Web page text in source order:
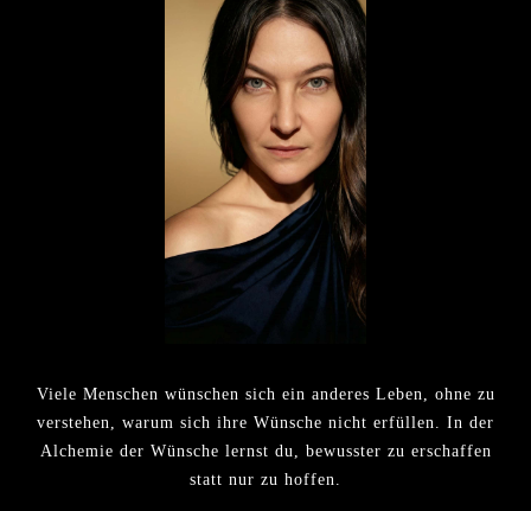
Viele Menschen wünschen sich ein anderes Leben, ohne zu
verstehen, warum sich ihre Wünsche nicht erfüllen. In der
Alchemie der Wünsche lernst du, bewusster zu erschaffen
statt nur zu hoffen.